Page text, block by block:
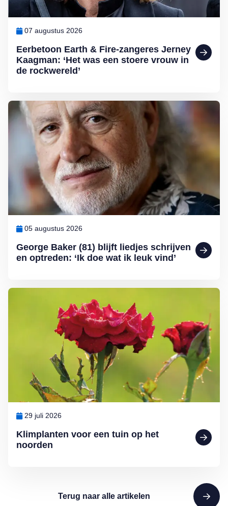
Eerbetoon Earth & Fire-zangeres Jerney
Kaagman: ‘Het was een stoere vrouw in
de rockwereld’
07 augustus 2026
George Baker (81) blijft liedjes schrijven
en optreden: ‘Ik doe wat ik leuk vind’
05 augustus 2026
Lees meer over George Baker (81) blijft liedjes schrijven en
Klimplanten voor een tuin op het
noorden
29 juli 2026
Lees meer over Klimplanten voor een tuin op het noorden
Terug naar alle artikelen